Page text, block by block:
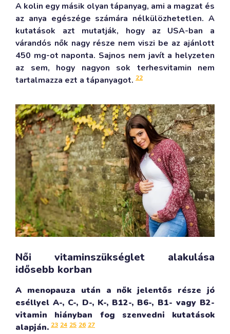
A kolin egy másik olyan tápanyag, ami a magzat és
az anya egészége számára nélkülözhetetlen. A
kutatások azt mutatják, hogy az USA-ban a
várandós nők nagy része nem viszi be az ajánlott
450 mg-ot naponta. Sajnos nem javít a helyzeten
az sem, hogy nagyon sok terhesvitamin nem
tartalmazza ezt a tápanyagot. 22
Női vitaminszükséglet alakulása
idősebb korban
A menopauza után a nők jelentős része jó
eséllyel A-, C-, D-, K-, B12-, B6-, B1- vagy B2-
vitamin hiányban fog szenvedni kutatások
alapján. 23 24 25 26 27